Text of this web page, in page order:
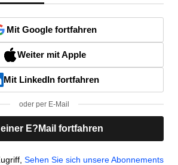
Mit Google fortfahren
Weiter mit Apple
Mit LinkedIn fortfahren
oder per E-Mail
einer E?Mail fortfahren
Sehen Sie sich unsere Abonnements